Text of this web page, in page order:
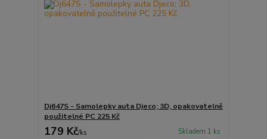
Dj647S - Samolepky auta Djeco; 3D, opakovatelně
použitelné PC 225 Kč
179 Kč/ks Skladem 1 ks